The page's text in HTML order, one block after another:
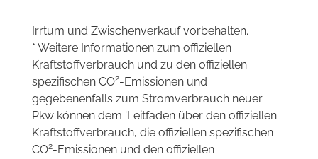
Irrtum und Zwischenverkauf vorbehalten.
* Weitere Informationen zum offiziellen
Kraftstoffverbrauch und zu den offiziellen
spezifischen CO2-Emissionen und
gegebenenfalls zum Stromverbrauch neuer
Pkw können dem 'Leitfaden über den offiziellen
Kraftstoffverbrauch, die offiziellen spezifischen
CO2-Emissionen und den offiziellen